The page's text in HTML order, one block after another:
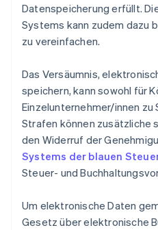
Datenspeicherung erfüllt.
Systems kann zudem dazu
zu vereinfachen.
Das Versäumnis,
speichern, kann sowohl für
Einzelunternehmer/innen zu
Strafen können zusätzliche
den Widerruf der
Systems der blauen
Steuer- und
Um elektronische Daten
Gesetz über elektronische